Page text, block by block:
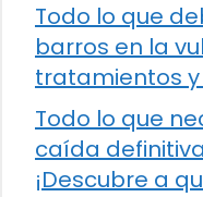
Todo lo que
barros en la
tratamientos
Todo lo que
caída
¡Descubre a